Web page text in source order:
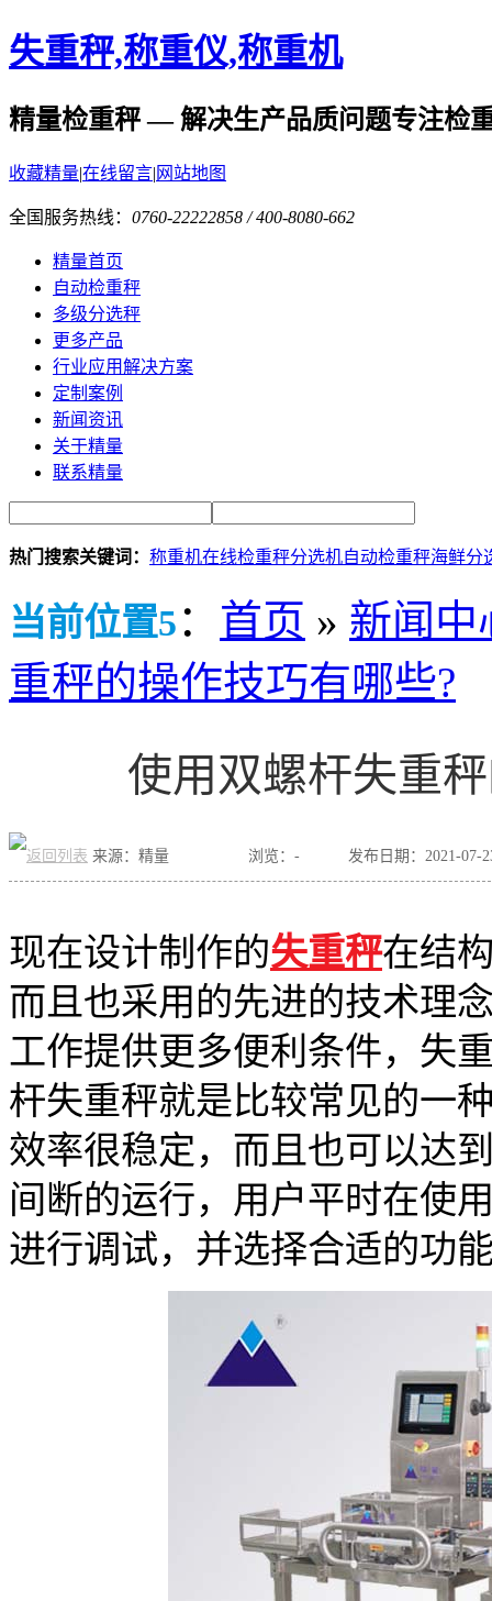
失重秤,称重仪,称重机
精量检重秤 — 解决生产品质问题专注检
收藏精量|在线留言| 网站地图
全国服务热线： 0760-22222858 / 400-8080-662
精量首页
自动检重秤
多级分选秤
更多产品
行业应用解决方案
定制案例
新闻资讯
关于精量
联系精量
热门搜索关键词： 称重机在线检重秤分选机自动检重秤海鲜分
当前位置5： 首页 » 新闻中
重秤的操作技巧有哪些?
使用双螺杆失重
来源：精量 浏览： - 发布日期：2021-07-
现在设计制作的失重秤在结
而且也采用的先进的技术理
工作提供更多便利条件，失
杆失重秤就是比较常见的一
效率很稳定，而且也可以达
间断的运行，用户平时在使
进行调试，并选择合适的功